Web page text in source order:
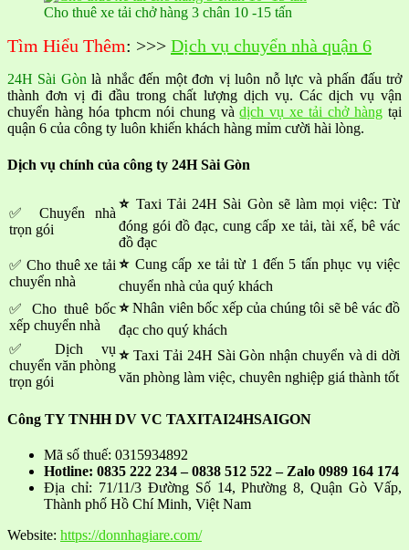
Cho thuê xe tải chở hàng 3 chân 10 -15 tấn
Tìm Hiểu Thêm: >>> Dịch vụ chuyển nhà quận 6
24H Sài Gònlà nhắc đến một đơn vị luôn nỗ lực và phấn đấu trở
thành đơn vị đi đầu trong chất lượng dịch vụ. Các dịch vụ vận
chuyển hàng hóa tphcm nói chung vàdịch vụ xe tải chở hàng tại
quận 6 của công ty luôn khiến khách hàng mỉm cười hài lòng.
Dịch vụ chính của công ty 24H Sài Gòn
✅ Chuyển nhà
trọn gói
⭐Taxi Tải 24H Sài Gòn sẽ làm mọi việc: Từ
đóng gói đồ đạc, cung cấp xe tải, tài xế, bê vác
đồ đạc
✅ Cho thuê xe tải
chuyển nhà
⭐ Cung cấp xe tải từ 1 đến 5 tấn phục vụ việc
chuyển nhà của quý khách
✅ Cho thuê bốc
xếp chuyển nhà
⭐Nhân viên bốc xếp của chúng tôi sẽ bê vác đồ
đạc cho quý khách
✅ Dịch vụ
chuyển văn phòng
trọn gói
⭐Taxi Tải 24H Sài Gòn nhận chuyển và di dời
văn phòng làm việc, chuyên nghiệp giá thành tốt
Công TY TNHH DV VC TAXITAI24HSAIGON
Mã số thuế: 0315934892
Hotline: 0835 222 234 – 0838 512 522 – Zalo 0989 164 174
Địa chỉ: 71/11/3 Đường Số 14, Phường 8, Quận Gò Vấp,
Thành phố Hồ Chí Minh, Việt Nam
Website: https://donnhagiare.com/